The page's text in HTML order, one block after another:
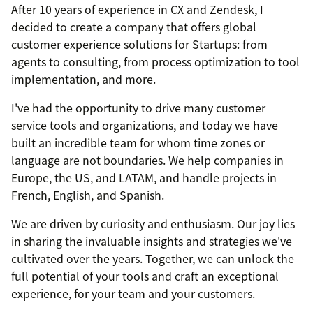
After 10 years of experience in CX and Zendesk, I
decided to create a company that offers global
customer experience solutions for Startups: from
agents to consulting, from process optimization to tool
implementation, and more.
I've had the opportunity to drive many customer
service tools and organizations, and today we have
built an incredible team for whom time zones or
language are not boundaries. We help companies in
Europe, the US, and LATAM, and handle projects in
French, English, and Spanish.
We are driven by curiosity and enthusiasm. Our joy lies
in sharing the invaluable insights and strategies we've
cultivated over the years. Together, we can unlock the
full potential of your tools and craft an exceptional
experience, for your team and your customers.